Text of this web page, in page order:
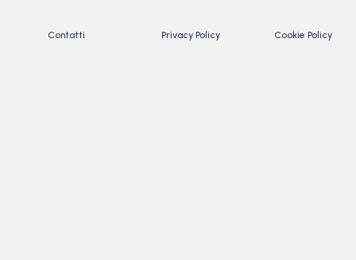
Contatti Privacy Policy Cookie Policy